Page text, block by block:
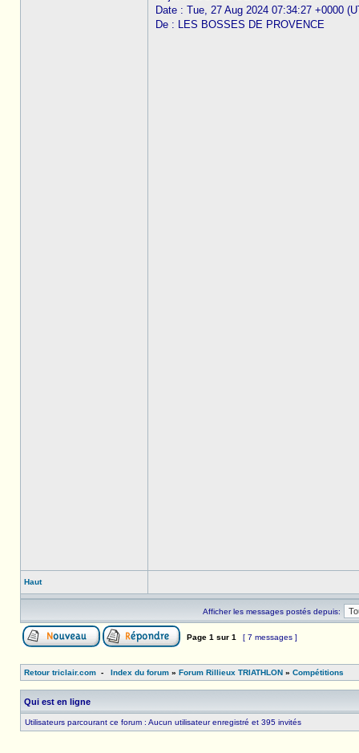
Date : Tue, 27 Aug 2024 07:34:27 +0000
De : LES BOSSES DE PROVENCE
Haut
Afficher les messages postés depuis:
Page 1 sur 1 [ 7 messages ]
Retour triclair.com - Index du forum » Forum Rillieux TRIATHLON » Compétitions
Qui est en ligne
Utilisateurs parcourant ce forum : Aucun utilisateur enregistré et 395 invités